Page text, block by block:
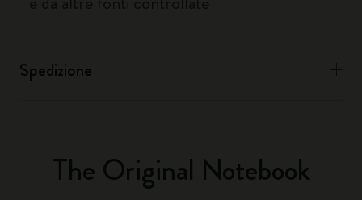
Spedizione
The Original Notebook